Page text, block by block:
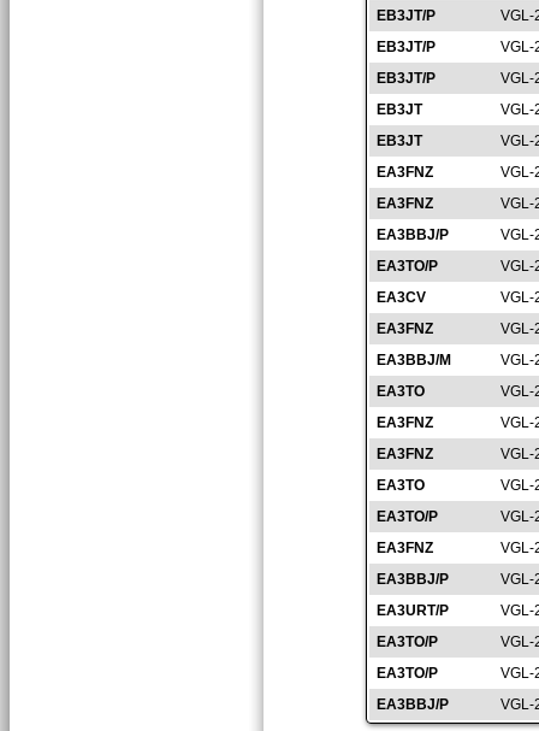
EB3JT/P
VGL-
EB3JT/P
VGL-
EB3JT/P
VGL-
EB3JT
VGL-
EB3JT
VGL-
EA3FNZ
VGL-
EA3FNZ
VGL-
EA3BBJ/P
VGL-
EA3TO/P
VGL-
EA3CV
VGL-
EA3FNZ
VGL-
EA3BBJ/M
VGL-
EA3TO
VGL-
EA3FNZ
VGL-
EA3FNZ
VGL-
EA3TO
VGL-
EA3TO/P
VGL-
EA3FNZ
VGL-
EA3BBJ/P
VGL-
EA3URT/P
VGL-
EA3TO/P
VGL-
EA3TO/P
VGL-
EA3BBJ/P
VGL-